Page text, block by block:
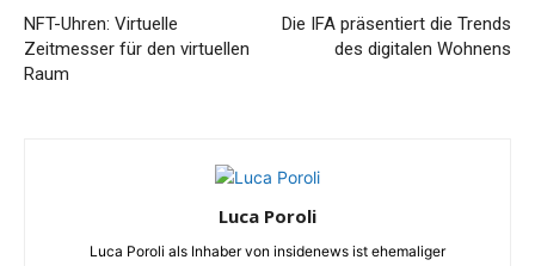
NFT-Uhren: Virtuelle
Zeitmesser für den virtuellen
Raum
Die IFA präsentiert die Trends
des digitalen Wohnens
Luca Poroli
Luca Poroli als Inhaber von insidenews ist ehemaliger